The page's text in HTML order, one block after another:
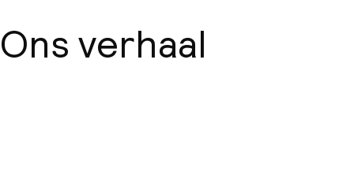
Ons verhaal